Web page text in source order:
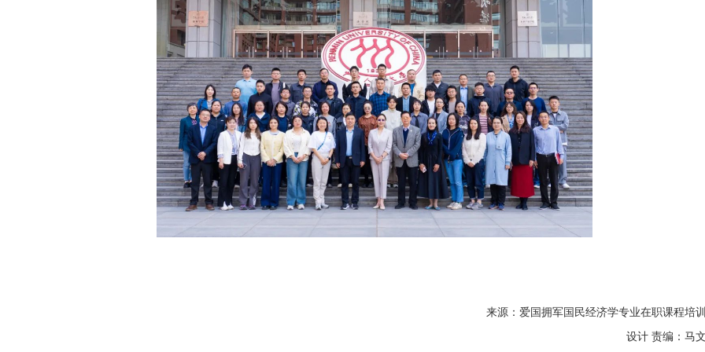
来源：爱国拥军国民经济学专业在职课程培
设计 责编：马